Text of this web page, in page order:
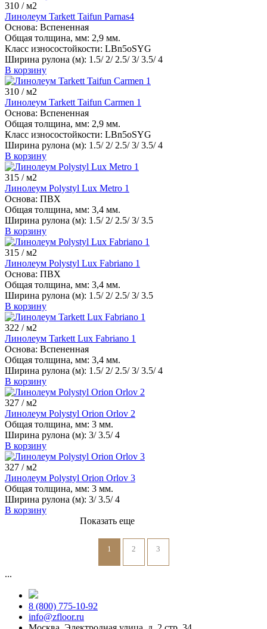
310 / м2
Линолеум Tarkett Taifun Parnas4
Основа: Вспененная
Общая толщина, мм: 2,9 мм.
Класс износостойкости: LBn5oSYG
Ширина рулона (м): 1.5/ 2/ 2.5/ 3/ 3.5/ 4
В корзину
310 / м2
Линолеум Tarkett Taifun Carmen 1
Основа: Вспененная
Общая толщина, мм: 2,9 мм.
Класс износостойкости: LBn5oSYG
Ширина рулона (м): 1.5/ 2/ 2.5/ 3/ 3.5/ 4
В корзину
315 / м2
Линолеум Polystyl Lux Metro 1
Основа: ПВХ
Общая толщина, мм: 3,4 мм.
Ширина рулона (м): 1.5/ 2/ 2.5/ 3/ 3.5
В корзину
315 / м2
Линолеум Polystyl Lux Fabriano 1
Основа: ПВХ
Общая толщина, мм: 3,4 мм.
Ширина рулона (м): 1.5/ 2/ 2.5/ 3/ 3.5
В корзину
322 / м2
Линолеум Tarkett Lux Fabriano 1
Основа: Вспененная
Общая толщина, мм: 3,4 мм.
Ширина рулона (м): 1.5/ 2/ 2.5/ 3/ 3.5/ 4
В корзину
327 / м2
Линолеум Polystyl Orion Orlov 2
Общая толщина, мм: 3 мм.
Ширина рулона (м): 3/ 3.5/ 4
В корзину
327 / м2
Линолеум Polystyl Orion Orlov 3
Общая толщина, мм: 3 мм.
Ширина рулона (м): 3/ 3.5/ 4
В корзину
Показать еще
1 2 3
...
8 (800) 775-10-92
info@zfloor.ru